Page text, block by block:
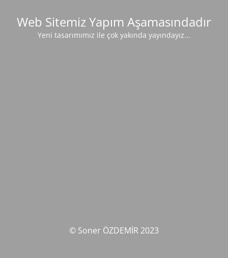
Web Sitemiz Yapım Aşamasındadır
Yeni tasarımımız ile çok yakında yayındayız...
© Soner ÖZDEMİR 2023